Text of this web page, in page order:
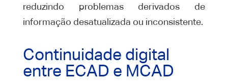
reduzindo problemas derivados de
informação desatualizada ou inconsistente.
Continuidade digital
entre ECAD e MCAD